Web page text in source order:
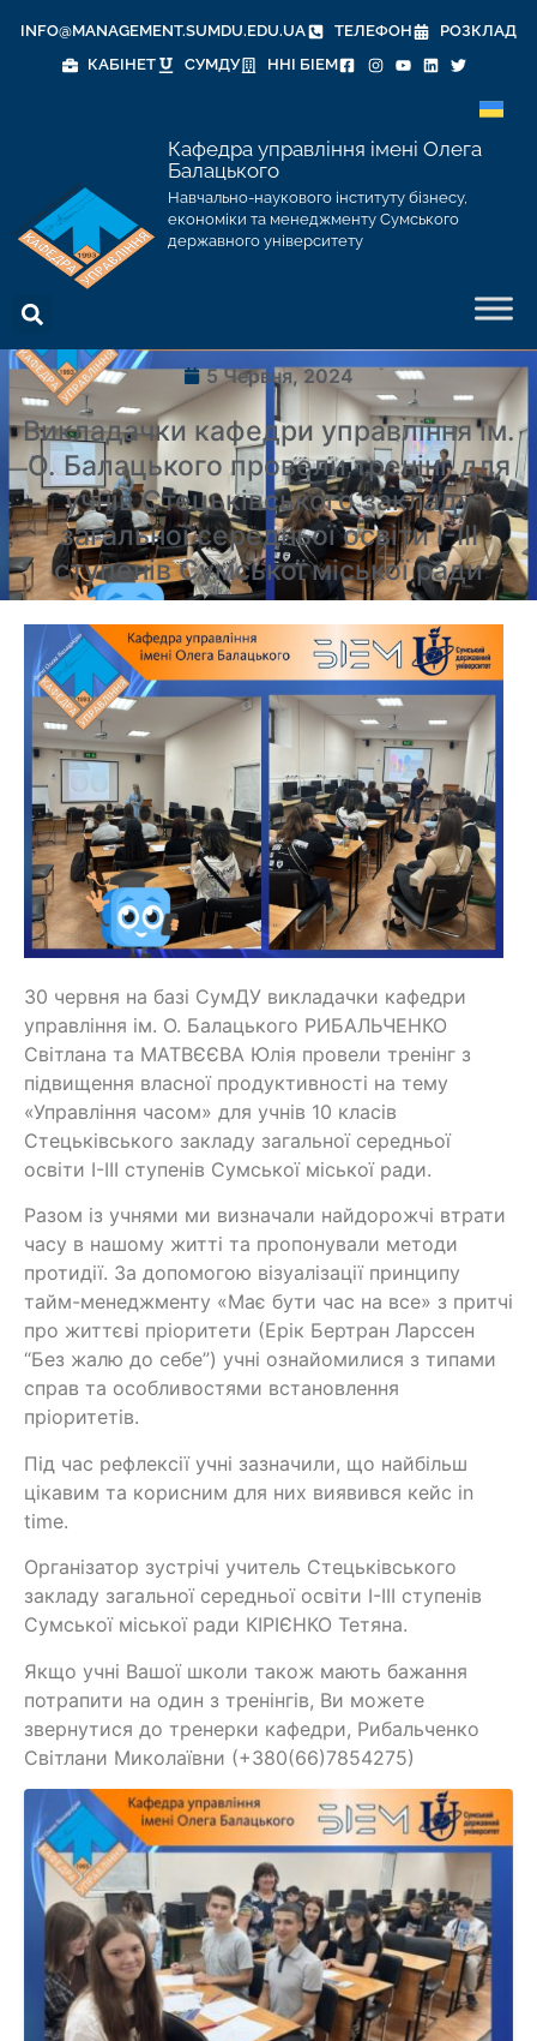
INFO@MANAGEMENT.SUMDU.EDU.UA ТЕЛЕФОН
РОЗКЛАД
КАБІНЕТ
СУМДУ ННІ БІЕМ
Кафедра управління імені Олега
Балацького
Навчально-наукового інституту бізнесу,
економіки та менеджменту Сумського
державного університету
5 Червня, 2024
Викладачки кафедри управління ім.
О. Балацького провели тренінг для
учнів Стецьківського закладу
загальної середньої освіти І-ІІІ
ступенів Сумської міської ради
30 червня на базі СумДУ викладачки кафедри
управління ім. О. Балацького РИБАЛЬЧЕНКО
Світлана та МАТВЄЄВА Юлія провели тренінг з
підвищення власної продуктивності на тему
«Управління часом» для учнів 10 класів
Стецьківського закладу загальної середньої
освіти І-ІІІ ступенів Сумської міської ради.
Разом із учнями ми визначали найдорожчі втрати
часу в нашому житті та пропонували методи
протидії. За допомогою візуалізації принципу
тайм-менеджменту «Має бути час на все» з притчі
про життєві пріоритети (Ерік Бертран Ларссен
“Без жалю до себе”) учні ознайомилися з типами
справ та особливостями встановлення
пріоритетів.
Під час рефлексії учні зазначили, що найбільш
цікавим та корисним для них виявився кейс in
time.
Організатор зустрічі учитель Стецьківського
закладу загальної середньої освіти І-ІІІ ступенів
Сумської міської ради КІРІЄНКО Тетяна.
Якщо учні Вашої школи також мають бажання
потрапити на один з тренінгів, Ви можете
звернутися до тренерки кафедри, Рибальченко
Світлани Миколаївни (+380(66)7854275)